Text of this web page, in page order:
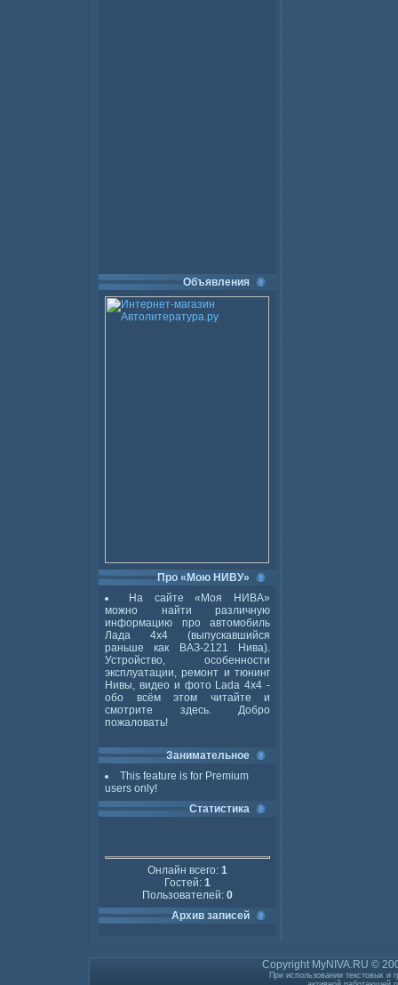
Объявления
Про «Мою НИВУ»
На сайте «Моя НИВА»
можно найти различную
информацию про автомобиль
Лада 4x4 (выпускавшийся
раньше как ВАЗ-2121 Нива).
Устройство, особенности
эксплуатации, ремонт и тюнинг
Нивы, видео и фото Lada 4x4 -
обо всём этом читайте и
смотрите здесь. Добро
пожаловать!
Занимательное
This feature is for Premium
users only!
Статистика
Онлайн всего: 1
Гостей: 1
Пользователей: 0
Архив записей
Copyright MyNIVA.RU ©
При использовании текстовых и